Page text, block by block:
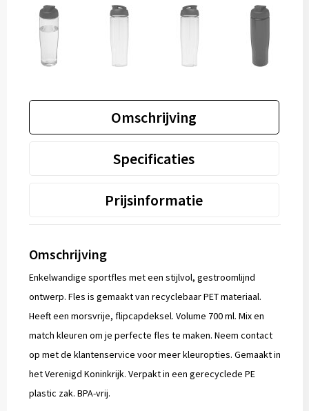
Omschrijving
Specificaties
Prijsinformatie
Omschrijving
Enkelwandige sportfles met een stijlvol, gestroomlijnd
ontwerp. Fles is gemaakt van recyclebaar PET materiaal.
Heeft een morsvrije, flipcapdeksel. Volume 700 ml. Mix en
match kleuren om je perfecte fles te maken. Neem contact
op met de klantenservice voor meer kleuropties. Gemaakt in
het Verenigd Koninkrijk. Verpakt in een gerecyclede PE
plastic zak. BPA-vrij.